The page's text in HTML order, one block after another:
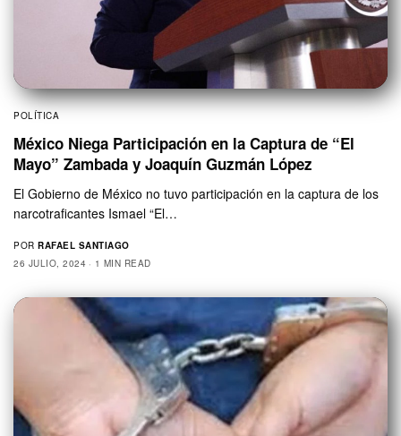
POLÍTICA
México Niega Participación en la Captura de “El
Mayo” Zambada y Joaquín Guzmán López
El Gobierno de México no tuvo participación en la captura de los
narcotraficantes Ismael “El…
POR RAFAEL SANTIAGO
26 JULIO, 2024
1 MIN READ